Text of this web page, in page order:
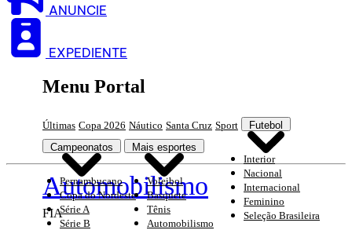
ANUNCIE
EXPEDIENTE
Menu Portal
Últimas Copa 2026 Náutico Santa Cruz Sport Futebol
Interior
Nacional
Internacional
Feminino
Seleção Brasileira
Campeonatos
Pernambucano
Copa do Nordeste
Série A
Série B
Mais esportes
Voleibol
Basquete
Tênis
Automobilismo
Automobilismo
FIA